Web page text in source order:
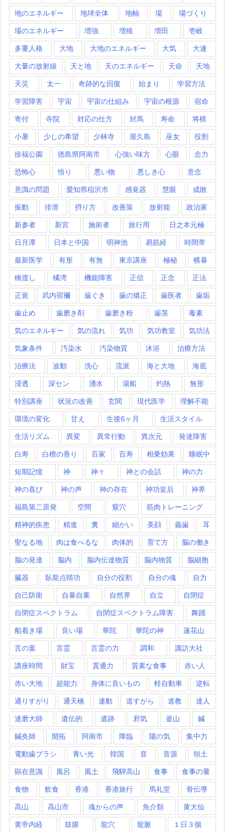
地のエネルギー 地球全体 地軸 場 場づくり
場のエネルギー 増強 増殖 増田 壱岐
多重人格 大地 大地のエネルギー 大気 大連
大量の放射線 天と地 天のエネルギー 天命 天地
天災 太一 奇跡的な回復 始まり 学習方法
学習障害 宇宙 宇宙の仕組み 宇宙の根源 宿命
寄付 寺院 対応の仕方 対馬 寿命 将棋
小暑 少しの希望 少林寺 屋久島 巫女 役割
徐福公園 徳島県阿南市 心強い味方 心眼 念力
恐怖心 悟り 悪い物 悪しき心 意念
意識の問題 愛知県稲沢市 感覚器 慧眼 成敗
振動 排泄 摂り方 改善策 放射能 政治家
新参者 新宮 施術者 旅行用 日之本元極
日月潭 日本と中国 明神池 易筋経 時間帯
最新医学 有形 有無 東京講座 極秘 横暴
橋渡し 橘湾 機能障害 正信 正念 正法
正覚 武内宿禰 歯ぐき 歯の矯正 歯医者 歯垢
歯止め 歯磨き剤 歯磨き粉 歯茎 毒素
気のエネルギー 気の流れ 気功 気功教室 気功法
気象条件 汚染水 汚染物質 沐浴 治療方法
治療法 波動 洗心 流派 海と大地 海底
浸透 深セン 湧水 湯船 灼熱 無形
特別講座 状況の改善 玄関 現代医学 理解不能
環境の変化 甘え 生後6ヶ月 生活スタイル
生活リズム 異変 異常行動 異次元 発達障害
白寿 白檀の香り 百家 百寿 相乗効果 睡眠中
短期記憶 神 神々 神との会話 神の力
神の喜び 神の声 神の存在 神功皇后 神界
福島第二原発 空間 竅穴 筋肉トレーニング
精神的疾患 精進 糞 細かい 美顔 義歯 耳
聖なる地 肉は食べるな 肉体的 育て方 脳の働き
脳の発達 脳内 脳内伝達物質 脳内物質 脳細胞
臓器 臥龍点睛功 自分の役割 自分の魂 自力
自己防衛 自暴自棄 自然界 自立 自閉症
自閉症スペクトラム 自閉症スペクトラム障害 舞踊
船着き場 良い場 華陀 華陀の神 蓮花山
言の葉 言霊 言霊の力 調和 諏訪大社
講座時間 財宝 貫通力 質素な食事 赤い人
赤い大地 超能力 身体に良いもの 軽自動車 逆転
通りすがり 通天橋 連動 道すがら 道教 達人
達磨大師 遺伝的 遺跡 邪気 釜山 鍼
鍼灸師 開拓 阿南市 降臨 陽の気 集中力
電動歯ブラシ 青い光 韓国 音 音源 領土
顕在意識 風呂 風土 飛騨高山 食事 食事の量
食物 飲食 香港 香港旅行 馬礼堂 骨伝導
高山 高山市 魂からの声 魚介類 黄大仙
黄帝内経 鼓膜 龍穴 龍脈 １日３個